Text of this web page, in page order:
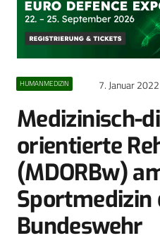
HUMANMEDIZIN 7. Januar 2022
Medizinisch-
orientierte
(MDORBw)
Sportmedizin
Bundeswehr